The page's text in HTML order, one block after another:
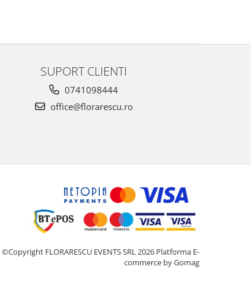
SUPORT CLIENTI
0741098444
office@florarescu.ro
©Copyright FLORARESCU EVENTS SRL 2026 Platforma E-
commerce by Gomag